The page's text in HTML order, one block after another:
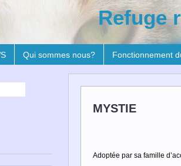
Refuge
Qui sommes nous? Fonctionnement
MYSTIE
Adoptée par sa famille